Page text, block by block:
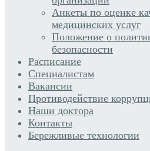
Анкеты по оценке
медицинских услуг
Положение о
безопасности
Расписание
Специалистам
Вакансии
Противодействие
Наши доктора
Контакты
Бережливые технологии